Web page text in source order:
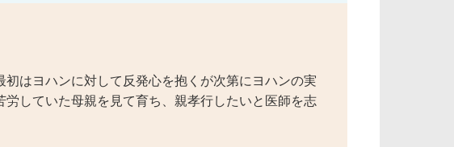
はヨハンに対して反発心を抱くが次第にヨハンの実
していた母親を見て育ち、親孝行したいと医師を志